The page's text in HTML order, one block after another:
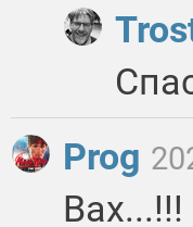
Prog